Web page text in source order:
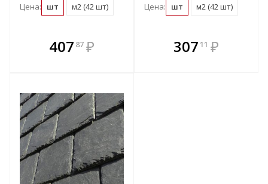
Цена: шт м2 (42 шт)
407 87 ₽
В комплекте
всегда выгоднее!
Цена: шт м2 (42 шт)
В комплекте
всегда выгоднее!
307 11 ₽